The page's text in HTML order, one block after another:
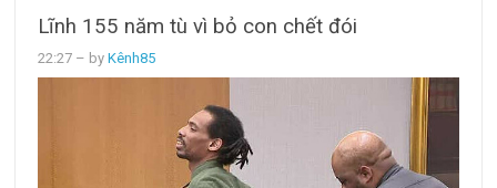
Lĩnh 155 năm tù vì bỏ con chết đói
22:27 – byKênh85